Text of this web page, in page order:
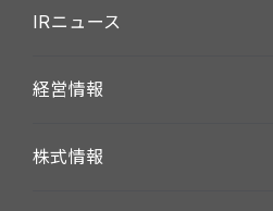
IRニュース
経営情報
株式情報